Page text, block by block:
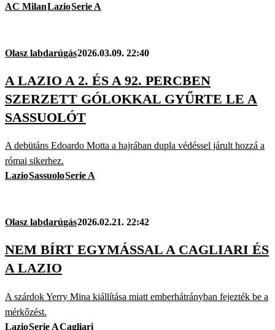
AC MilanLazioSerie A
Olasz labdarúgás2026.03.09. 22:40
A LAZIO A 2. ÉS A 92. PERCBEN
SZERZETT GÓLOKKAL GYŰRTE LE A
SASSUOLÓT
A debütáns Edoardo Motta a hajrában dupla védéssel járult hozzá a
római sikerhez.
LazioSassuoloSerie A
Olasz labdarúgás2026.02.21. 22:42
NEM BÍRT EGYMÁSSAL A CAGLIARI ÉS
A LAZIO
A szárdok Yerry Mina kiállítása miatt emberhátrányban fejezték be a
mérkőzést.
LazioSerie ACagliari